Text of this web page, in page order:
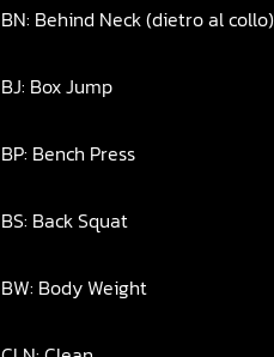
BN: Behind Neck (dietro al collo)
BJ: Box Jump
BP: Bench Press
BS: Back Squat
BW: Body Weight